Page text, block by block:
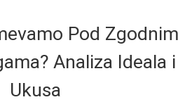
Pod Zgodnim
Analiza Ideala i
Ukusa